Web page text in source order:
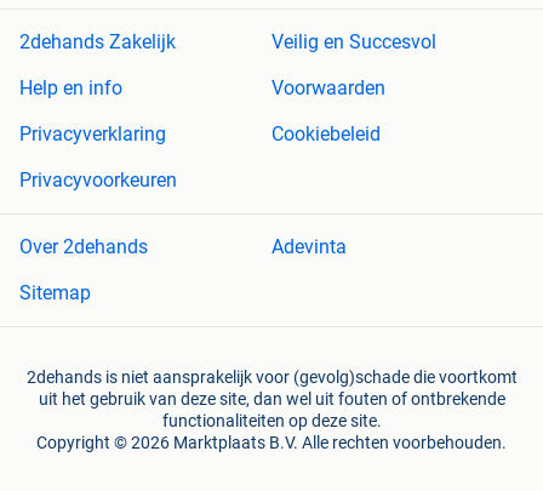
2dehands Zakelijk
Veilig en Succesvol
Help en info
Voorwaarden
Privacyverklaring
Cookiebeleid
Privacyvoorkeuren
Over 2dehands
Adevinta
Sitemap
2dehands is niet aansprakelijk voor (gevolg)schade die voortkomt
uit het gebruik van deze site, dan wel uit fouten of ontbrekende
functionaliteiten op deze site.
Copyright © 2026 Marktplaats B.V. Alle rechten voorbehouden.